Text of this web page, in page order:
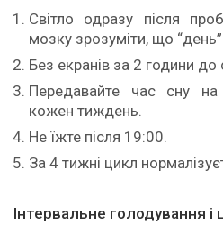
Світло одразу після
мозку зрозуміти, що
Без екранів за 2 години до
Передавайте час сну
кожен тиждень.
Не їжте після 19:00.
За 4 тижні цикл
Інтервальне голодування і